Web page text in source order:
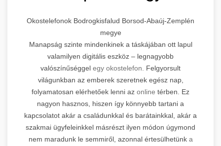
Okostelefonok Bodrogkisfalud Borsod-Abaúj-Zemplén
megye
Manapság szinte mindenkinek a táskájában ott lapul
valamilyen digitális eszköz – legnagyobb
valószínűséggel egy okostelefon.
Felgyorsult
világunkban az emberek szeretnek egész nap,
folyamatosan elérhetőek lenni az online térben. Ez
nagyon hasznos, hiszen így könnyebb tartani a
kapcsolatot akár a családunkkal és barátainkkal, akár a
szakmai ügyfeleinkkel másrészt ilyen módon úgymond
nem maradunk le semmiről, azonnal értesülhetünk a